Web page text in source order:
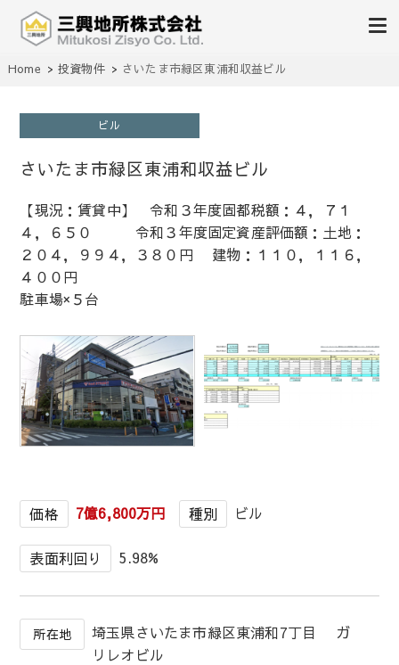
三興地所株式会社
不動産の売買、賃貸、仲介、管理
Home 投資物件 さいたま市緑区東浦和収益ビル
ビル
さいたま市緑区東浦和収益ビル
【現況：賃貸中】 令和３年度固都税額：４，７１
４，６５０ 令和３年度固定資産評価額：土地：
２０４，９９４，３８０円 建物：１１０，１１６，
４００円
駐車場×５台
1/
価格 7億6,800万円 種別 ビル
表面利回り 5.98%
所在地
埼玉県さいたま市緑区東浦和7丁目 ガ
リレオビル